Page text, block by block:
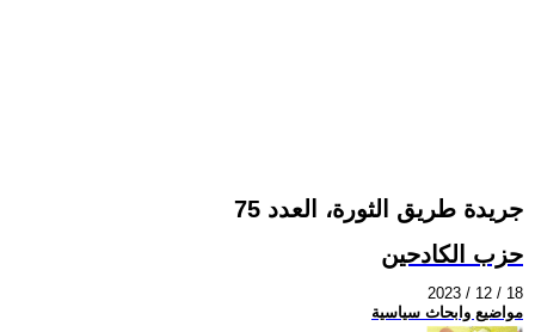
جريدة طريق الثورة، العدد 75
حزب الكادحين
2023 / 12 / 18
مواضيع وابحاث سياسية